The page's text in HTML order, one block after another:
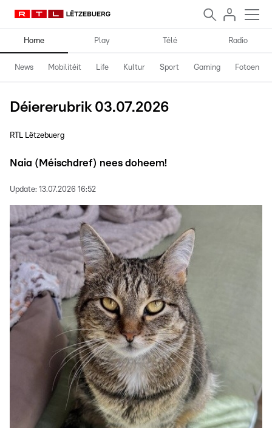
Home Play Télé Radio
News Mobilitéit Life Kultur Sport Gaming Fotoen
Déiererubrik 03.07.2026
RTL Lëtzebuerg
Naia (Méischdref) nees doheem!
Update: 13.07.2026 16:52